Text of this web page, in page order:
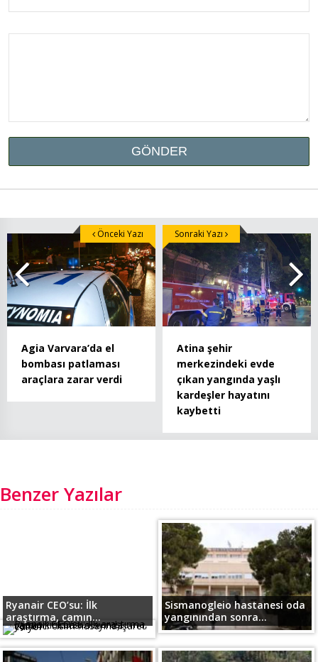
Agia Varvara’da el
bombası patlaması
araçlara zarar verdi
Önceki Yazı
Atina şehir
merkezindeki evde
çıkan yangında yaşlı
kardeşler hayatını
kaybetti
Sonraki Yazı
Benzer Yazılar
Ryanair CEO’su: İlk
araştırma, camın...
Sismanogleio hastanesi oda
yangınından sonra...